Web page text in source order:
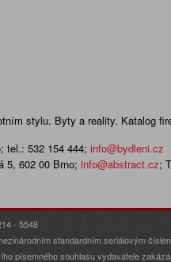
stylu. Byty a reality. Katalog
tel.: 532 154 444; info@bydleni.cz
5, 602 00 Brno; info@abstract.cz;
- 5548
standardním seriálovým
písemného souhlasu vydavatele